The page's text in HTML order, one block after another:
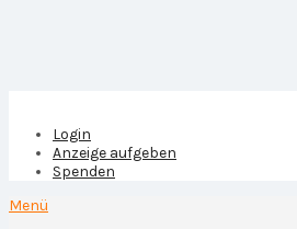
Login
Anzeige aufgeben
Spenden
Menü